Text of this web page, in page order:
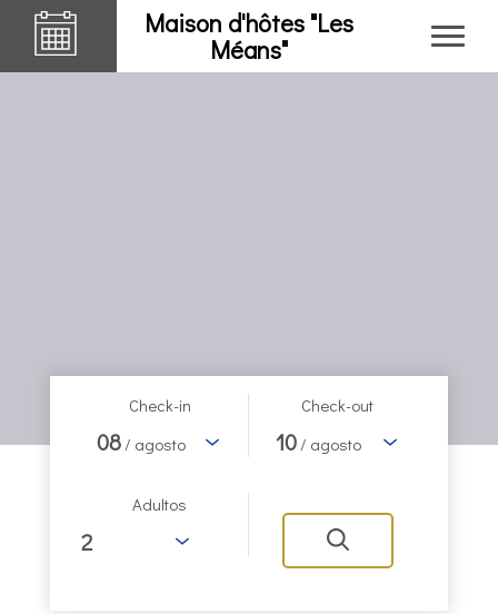
Maison d'hôtes "Les
Méans"
Check-in
08/ agosto
Check-out
10/ agosto
Adultos